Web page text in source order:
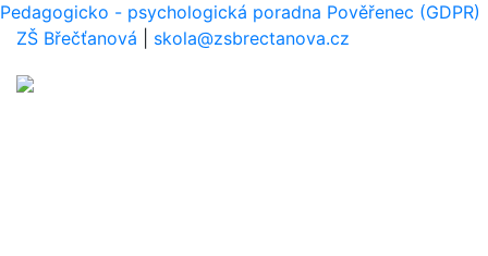
Pedagogicko - psychologická poradna Pověřenec (GDPR)
ZŠ Břečťanová
skola@zsbrectanova.cz